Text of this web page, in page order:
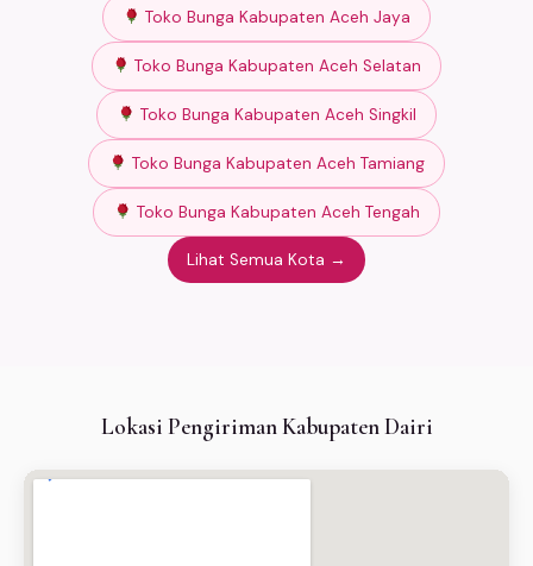
Toko Bunga Kabupaten Aceh Jaya
Toko Bunga Kabupaten Aceh Selatan
Toko Bunga Kabupaten Aceh Singkil
Toko Bunga Kabupaten Aceh Tamiang
Toko Bunga Kabupaten Aceh Tengah
Lihat Semua Kota →
Lokasi Pengiriman Kabupaten Dairi